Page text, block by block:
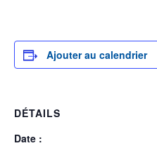
Ajouter au calendrier
DÉTAILS
Date :